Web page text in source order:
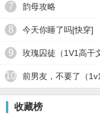
7 韵母攻略
8 今天你睡了吗[快穿]
9 玫瑰囚徒（1V1高干
10 前男友，不要了（
收藏榜